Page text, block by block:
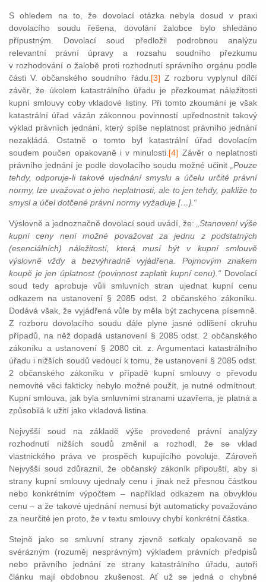
S ohledem na to, že dovolací otázka nebyla dosud v praxi
dovolacího soudu řešena, dovolání žalobce bylo shledáno
přípustným. Dovolací soud předložil podrobnou analýzu
relevantní právní úpravy a rozsahu soudního přezkumu
v rozhodování o žalobě proti rozhodnutí správního orgánu podle
části V. občanského soudního řádu. [3] Z rozboru vyplynul dílčí
závěr, že úkolem katastrálního úřadu je přezkoumat náležitosti
kupní smlouvy coby vkladové listiny. Při tomto zkoumání je však
katastrální úřad vázán zákonnou povinností upřednostnit takový
výklad právních jednání, který spíše neplatnost právního jednání
nezakládá. Ostatně o tomto byl katastrální úřad dovolacím
soudem poučen opakovaně i v minulosti. [4] Závěr o neplatnosti
právního jednání je podle dovolacího soudu možné učinit
„Pouze
tehdy, odporuje-li takové ujednání smyslu a účelu určité právní
normy, lze uvažovat o jeho neplatnosti, ale to jen tehdy, pakliže to
smysl a účel dotčené právní normy vyžaduje […].“
Výslovně a jednoznačně dovolací soud uvádí, že:
„Stanovení výše
kupní ceny není možné považovat za jednu z podstatných
(esenciálních) náležitostí, která musí být v kupní smlouvě
výslovně vždy a bezvýhradně vyjádřena. Pojmovým znakem
koupě je jen úplatnost (povinnost zaplatit kupní cenu).“ Dovolací
soud tedy aprobuje vůli smluvních stran ujednat kupní cenu
odkazem na ustanovení § 2085 odst. 2 občanského zákoníku.
Dodává však, že vyjádřená vůle by měla být zachycena písemně.
Z rozboru dovolacího soudu dále plyne jasné odlišení okruhu
případů, na něž dopadá ustanovení § 2085 odst. 2 občanského
zákoníku a ustanovení § 2080 cit. z. Argumentaci katastrálního
úřadu i nižších soudů vedoucí k tomu, že ustanovení § 2085 odst.
2 občanského zákoníku v případě kupní smlouvy o převodu
nemovité věci fakticky nebylo možné použít, je nutné odmítnout.
Kupní smlouva, jak byla smluvními stranami uzavřena, je platná a
způsobilá k užití jako vkladová listina.
Nejvyšší soud na základě výše provedené právní analýzy
rozhodnutí nižších soudů změnil a rozhodl, že se vklad
vlastnického práva ve prospěch kupujícího povoluje. Zároveň
Nejvyšší soud zdůraznil, že občanský zákoník připouští, aby si
strany kupní smlouvy ujednaly cenu i jinak než přesnou částkou
nebo konkrétním výpočtem – například odkazem na obvyklou
cenu – a že takové ujednání nemusí být automaticky považováno
za neurčité jen proto, že v textu smlouvy chybí konkrétní částka.
Stejně jako se smluvní strany zjevně setkaly opakovaně se
svérázným (rozuměj nesprávným) výkladem právních předpisů
nebo právního jednání ze strany katastrálního úřadu, autoři
článku mají obdobnou zkušenost. Ať už se jedná o chybné